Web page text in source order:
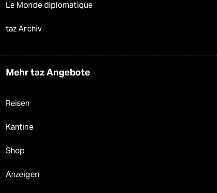
Le Monde diplomatique
taz Archiv
Mehr taz Angebote
Reisen
Kantine
Shop
Anzeigen